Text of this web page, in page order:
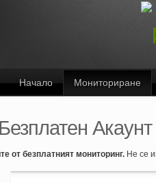
Начало Мониториране
Акаунт
от безплатният мониторинг. Не се